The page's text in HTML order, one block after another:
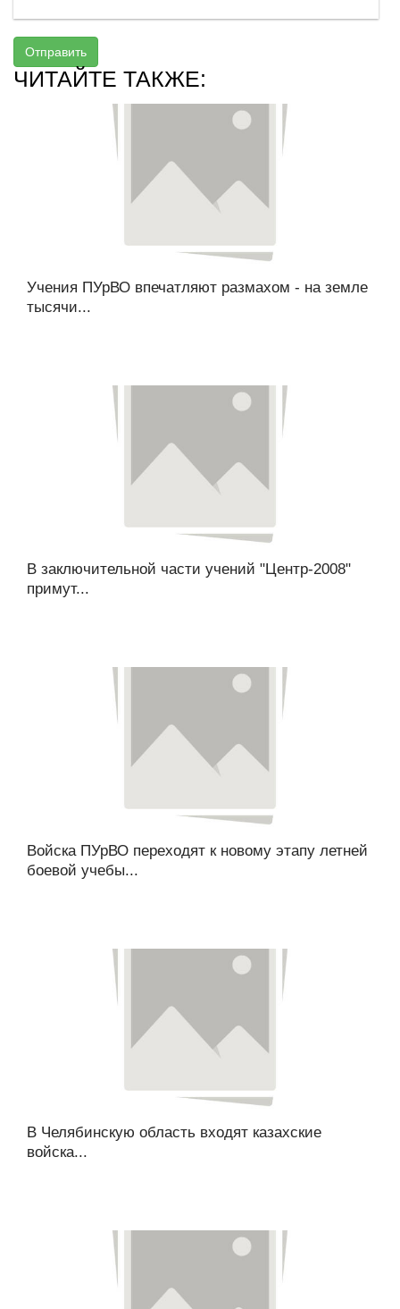
Отправить
ЧИТАЙТЕ ТАКЖЕ:
Учения ПУрВО впечатляют размахом - на земле
тысячи...
В заключительной части учений "Центр-2008"
примут...
Войска ПУрВО переходят к новому этапу летней
боевой учебы...
В Челябинскую область входят казахские
войска...